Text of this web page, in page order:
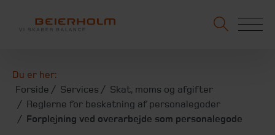
Du er her:
Forside
Services
Skat, moms og afgifter
Reglerne for beskatning af personalegoder
Forplejning ved overarbejde som personalegode